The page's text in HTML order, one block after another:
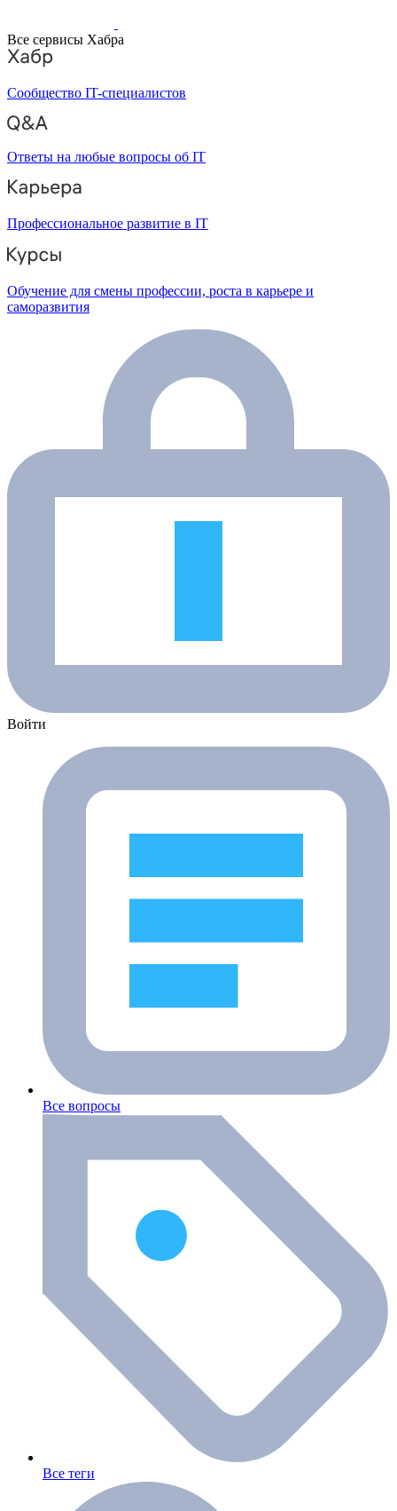
Все сервисы Хабра
Сообщество IT-специалистов
Ответы на любые вопросы об IT
Профессиональное развитие в IT
Обучение для смены профессии, роста в карьере и
саморазвития
Войти
Все вопросы
Все теги